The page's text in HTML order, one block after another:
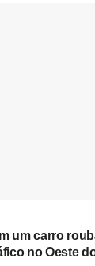
um carro
no Oeste